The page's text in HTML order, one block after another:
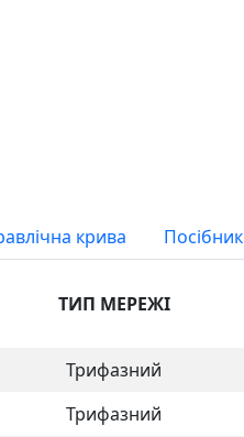
крива Посібник
ТИП МЕРЕЖІ
Трифазний
Трифазний